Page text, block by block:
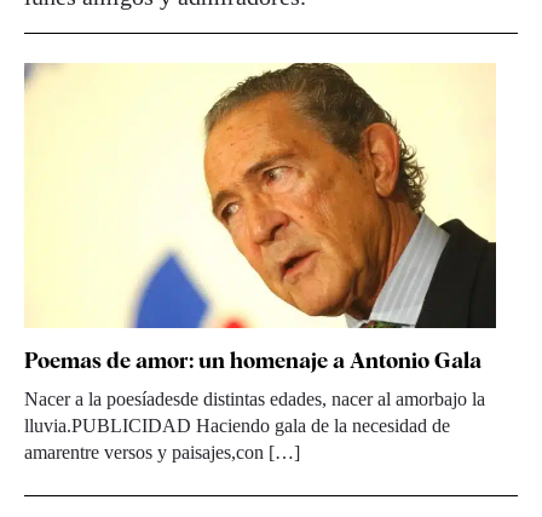
Poemas de amor: un homenaje a Antonio Gala
Nacer a la poesíadesde distintas edades, nacer al amorbajo la
lluvia.PUBLICIDAD Haciendo gala de la necesidad de
amarentre versos y paisajes,con […]